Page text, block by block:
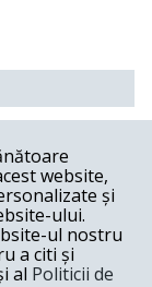
website,
și
ului.
ul nostru
a citi și
al Politicii de